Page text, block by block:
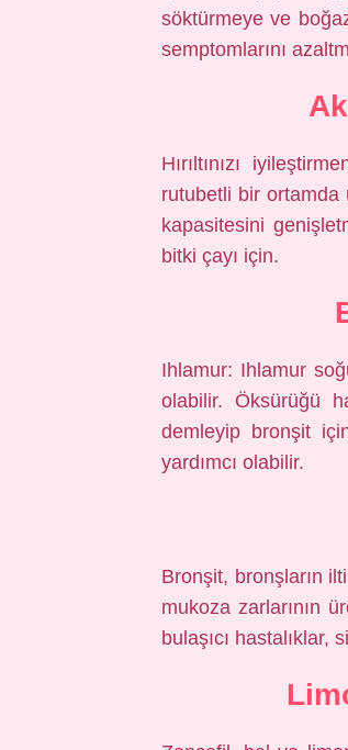
söktürmeye ve
semptomlarını
Hırıltınızı
rutubetli bir ortamda
kapasitesini
bitki çayı için.
Ihlamur: Ihlamur
olabilir. Öksürüğü
demleyip bronşit
yardımcı olabilir.
Bronşit, bronşların
mukoza zarlarının
bulaşıcı hastalıklar,